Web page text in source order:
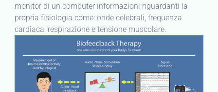
monitor di un computer informazioni riguardanti la
propria fisiologia come: onde celebrali, frequenza
cardiaca, respirazione e tensione muscolare.